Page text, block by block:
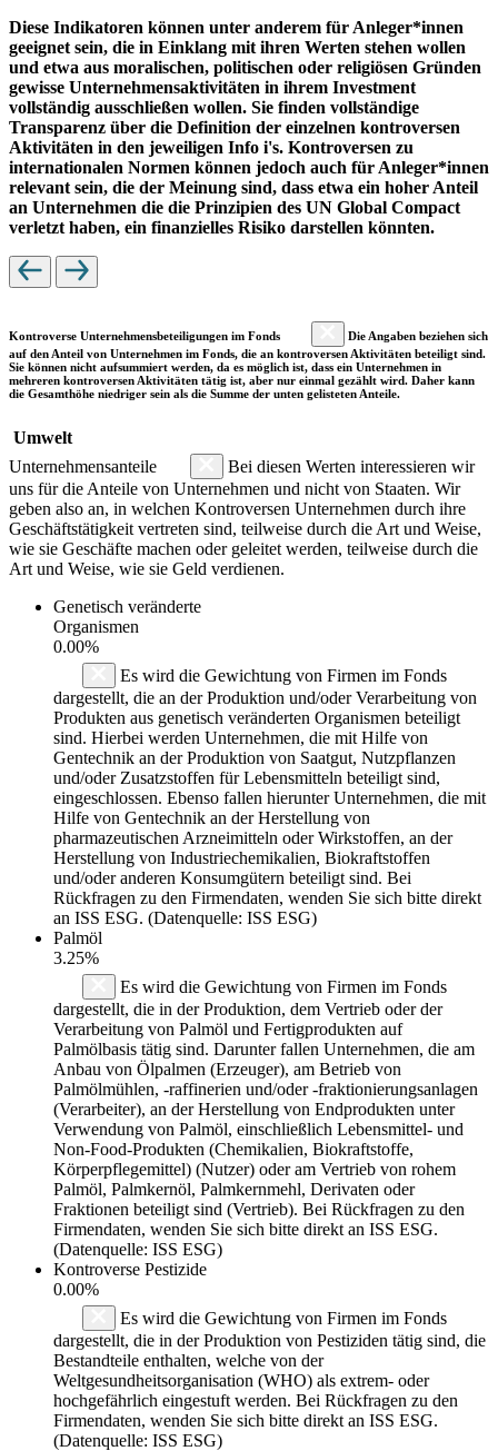
Diese Indikatoren können unter anderem für Anleger*innen
geeignet sein, die in Einklang mit ihren Werten stehen wollen
und etwa aus moralischen, politischen oder religiösen Gründen
gewisse Unternehmensaktivitäten in ihrem Investment
vollständig ausschließen wollen. Sie finden vollständige
Transparenz über die Definition der einzelnen kontroversen
Aktivitäten in den jeweiligen Info i's. Kontroversen zu
internationalen Normen können jedoch auch für Anleger*innen
relevant sein, die der Meinung sind, dass etwa ein hoher Anteil
an Unternehmen die die Prinzipien des UN Global Compact
verletzt haben, ein finanzielles Risiko darstellen könnten.
Kontroverse Unternehmensbeteiligungen im Fonds
Die Angaben beziehen sich
auf den Anteil von Unternehmen im Fonds, die an kontroversen Aktivitäten beteiligt sind.
Sie können nicht aufsummiert werden, da es möglich ist, dass ein Unternehmen in
mehreren kontroversen Aktivitäten tätig ist, aber nur einmal gezählt wird. Daher kann
die Gesamthöhe niedriger sein als die Summe der unten gelisteten Anteile.
Umwelt
Unternehmensanteile
Bei diesen Werten interessieren wir
uns für die Anteile von Unternehmen und nicht von Staaten. Wir
geben also an, in welchen Kontroversen Unternehmen durch ihre
Geschäftstätigkeit vertreten sind, teilweise durch die Art und Weise,
wie sie Geschäfte machen oder geleitet werden, teilweise durch die
Art und Weise, wie sie Geld verdienen.
Genetisch veränderte
Organismen
0.00%
Es wird die Gewichtung von Firmen im Fonds
dargestellt, die an der Produktion und/oder Verarbeitung von
Produkten aus genetisch veränderten Organismen beteiligt
sind. Hierbei werden Unternehmen, die mit Hilfe von
Gentechnik an der Produktion von Saatgut, Nutzpflanzen
und/oder Zusatzstoffen für Lebensmitteln beteiligt sind,
eingeschlossen. Ebenso fallen hierunter Unternehmen, die mit
Hilfe von Gentechnik an der Herstellung von
pharmazeutischen Arzneimitteln oder Wirkstoffen, an der
Herstellung von Industriechemikalien, Biokraftstoffen
und/oder anderen Konsumgütern beteiligt sind. Bei
Rückfragen zu den Firmendaten, wenden Sie sich bitte direkt
an ISS ESG. (Datenquelle: ISS ESG)
Palmöl
3.25%
Es wird die Gewichtung von Firmen im Fonds
dargestellt, die in der Produktion, dem Vertrieb oder der
Verarbeitung von Palmöl und Fertigprodukten auf
Palmölbasis tätig sind. Darunter fallen Unternehmen, die am
Anbau von Ölpalmen (Erzeuger), am Betrieb von
Palmölmühlen, -raffinerien und/oder -fraktionierungsanlagen
(Verarbeiter), an der Herstellung von Endprodukten unter
Verwendung von Palmöl, einschließlich Lebensmittel- und
Non-Food-Produkten (Chemikalien, Biokraftstoffe,
Körperpflegemittel) (Nutzer) oder am Vertrieb von rohem
Palmöl, Palmkernöl, Palmkernmehl, Derivaten oder
Fraktionen beteiligt sind (Vertrieb). Bei Rückfragen zu den
Firmendaten, wenden Sie sich bitte direkt an ISS ESG.
(Datenquelle: ISS ESG)
Kontroverse Pestizide
0.00%
Es wird die Gewichtung von Firmen im Fonds
dargestellt, die in der Produktion von Pestiziden tätig sind, die
Bestandteile enthalten, welche von der
Weltgesundheitsorganisation (WHO) als extrem- oder
hochgefährlich eingestuft werden. Bei Rückfragen zu den
Firmendaten, wenden Sie sich bitte direkt an ISS ESG.
(Datenquelle: ISS ESG)